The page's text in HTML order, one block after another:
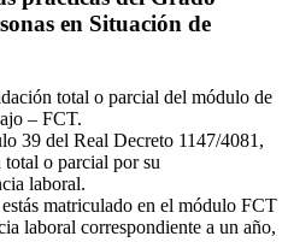
en Situación de
total o parcial del módulo de
– FCT.
39 del Real Decreto 1147/4081,
total o parcial por su
laboral.
matriculado en el módulo FCT
laboral correspondiente a un año,